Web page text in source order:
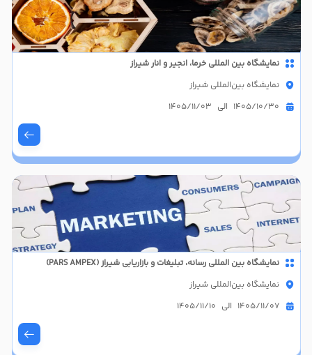
نمایشگاه بین المللی خرما، انجیر و انار شیراز
نمایشگاه بین‌المللی شیراز
1405/10/30 الی 1405/11/03
نمايشگاه بین المللی رسانه، تبلیغات و بازاریابی شیراز (PARS AMPEX)
نمايشگاه بین‌المللی شیراز
1405/11/07 الی 1405/11/10